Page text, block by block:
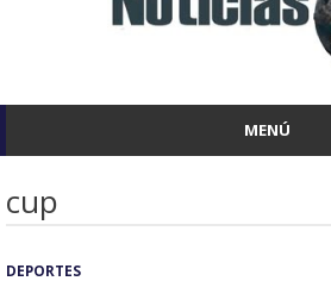
MENÚ
cup
DEPORTES